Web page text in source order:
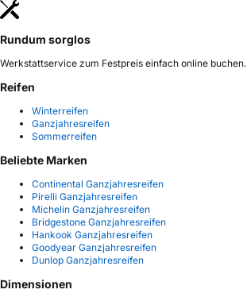
Rundum sorglos
Werkstattservice zum Festpreis einfach online buchen.
Reifen
Winterreifen
Ganzjahresreifen
Sommerreifen
Beliebte Marken
Continental Ganzjahresreifen
Pirelli Ganzjahresreifen
Michelin Ganzjahresreifen
Bridgestone Ganzjahresreifen
Hankook Ganzjahresreifen
Goodyear Ganzjahresreifen
Dunlop Ganzjahresreifen
Dimensionen